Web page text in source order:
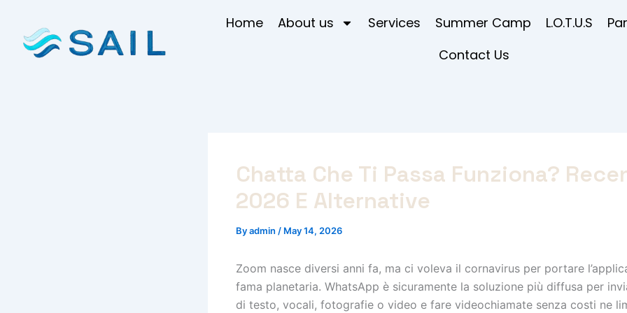
content
Home About us Services Summer Camp L.O.T.U.S
Contact Us
Chatta Che Ti Passa Funziona?
2026 E Alternative
Byadmin / May 14, 2026
Zoom nasce diversi anni fa, ma ci voleva il cornavirus per portare
fama planetaria. WhatsApp è sicuramente la soluzione più diffusa per
di testo, vocali, fotografie o video e fare videochiamate senza costi ne